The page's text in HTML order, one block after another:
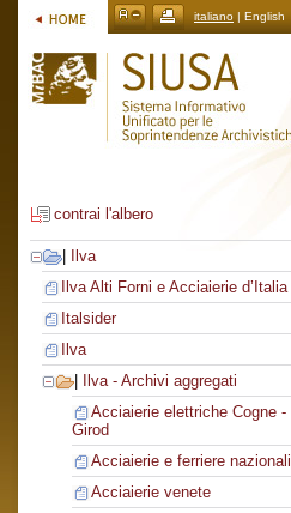
italiano | English
contrai l'albero
Ilva
Ilva Alti Forni e Acciaierie d’Italia
Italsider
Ilva
Ilva - Archivi aggregati
Acciaierie elettriche Cogne -
Girod
Acciaierie e ferriere nazionali
Acciaierie venete